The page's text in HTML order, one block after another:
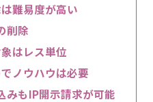
難易度が高い
削除
はレス単位
ノウハウは必要
みもIP開示請求が可能